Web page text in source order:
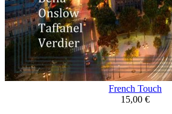
French Touch
15,00 €